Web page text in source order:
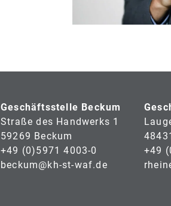
Geschäftsstelle Beckum
Straße des Handwerks 1
59269 Beckum
+49 (0)5971 4003-0
beckum@kh-st-waf.de
+49